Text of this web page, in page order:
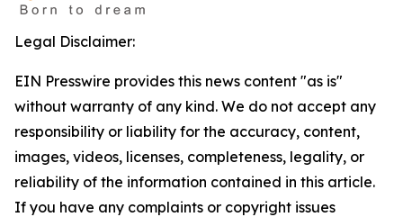
Legal Disclaimer:
EIN Presswire provides this news content "as is"
without warranty of any kind. We do not accept any
responsibility or liability for the accuracy, content,
images, videos, licenses, completeness, legality, or
reliability of the information contained in this article.
If you have any complaints or copyright issues